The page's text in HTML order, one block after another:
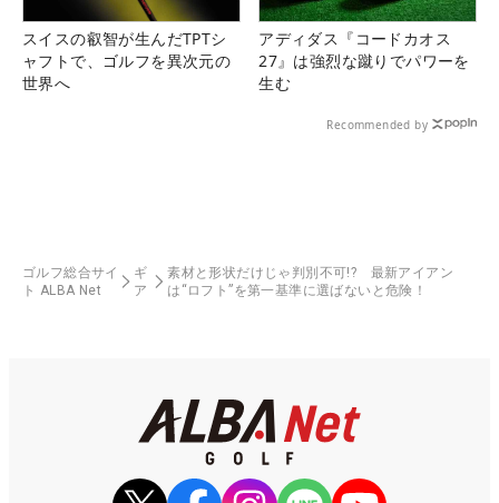
スイスの叡智が生んだTPTシ
ャフトで、ゴルフを異次元の
世界へ
アディダス『コードカオス
27』は強烈な蹴りでパワーを
生む
Recommended by
ゴルフ総合サイ
ト ALBA Net
ギ
ア
素材と形状だけじゃ判別不可!? 最新アイアン
は“ロフト”を第一基準に選ばないと危険！